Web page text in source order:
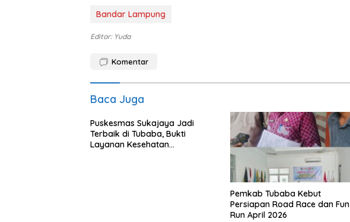
Bandar Lampung
Editor: Yuda
Komentar
Baca Juga
Puskesmas Sukajaya Jadi
Terbaik di Tubaba, Bukti
Layanan Kesehatan
Pemkab Tubaba Kebut
Persiapan Road Race dan Fun
Run April 2026